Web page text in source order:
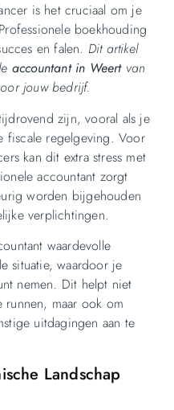
is het cruciaal om je
boekhouding
en falen. Dit artikel
accountant in Weertvan
jouw bedrijf.
zijn, vooral als je
fiscale regelgeving. Voor
kan dit extra stress met
accountant zorgt
worden bijgehouden
verplichtingen.
waardevolle
situatie, waardoor je
nemen. Dit helpt niet
maar ook om
uitdagingen aan te
Landschap